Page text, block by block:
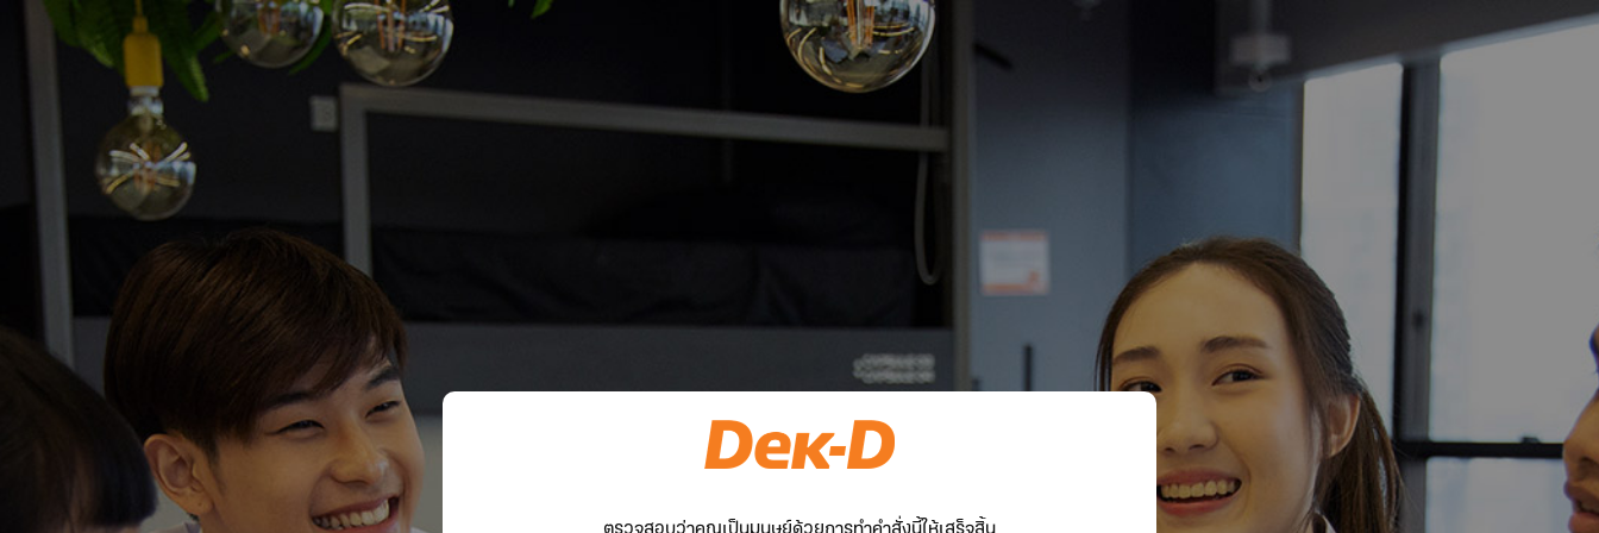
ตรวจสอบว่าคุณเป็นมนุษย์ด้วยการทำคำสั่งนี้ให้เสร็จสิ้น